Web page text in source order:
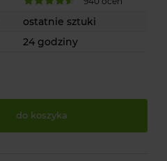
ostatnie sztuki
24 godziny
do koszyka